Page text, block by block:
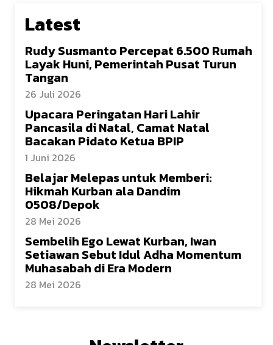
Latest
Rudy Susmanto Percepat 6.500 Rumah
Layak Huni, Pemerintah Pusat Turun
Tangan
26 Juli 2026
Upacara Peringatan Hari Lahir
Pancasila di Natal, Camat Natal
Bacakan Pidato Ketua BPIP
1 Juni 2026
Belajar Melepas untuk Memberi:
Hikmah Kurban ala Dandim
0508/Depok
28 Mei 2026
Sembelih Ego Lewat Kurban, Iwan
Setiawan Sebut Idul Adha Momentum
Muhasabah di Era Modern
28 Mei 2026